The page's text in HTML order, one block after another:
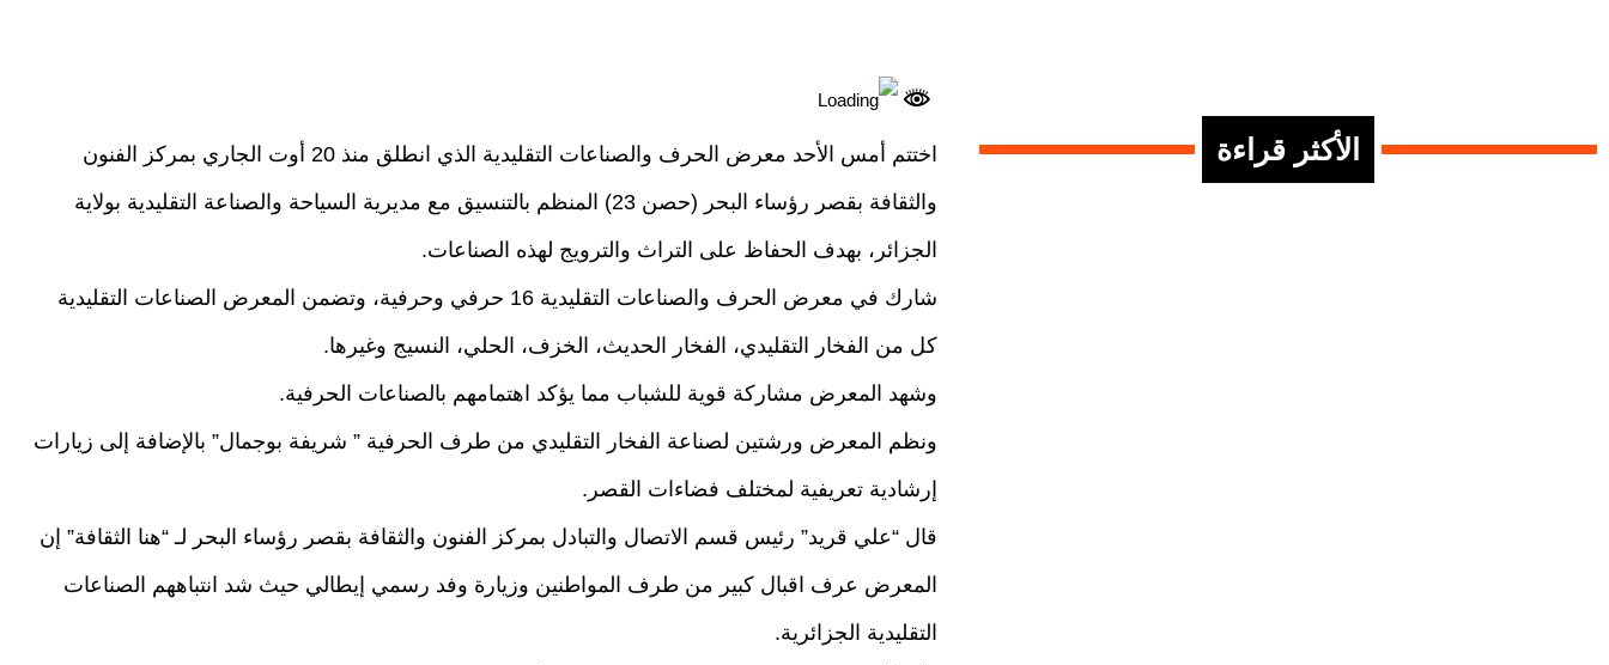
الأكثر قراءة
اختتم أمس الأحد معرض الحرف والصناعات التقليدية الذي انطلق منذ 20 أوت الجاري بمركز الفنون
والثقافة بقصر رؤساء البحر (حصن 23) المنظم بالتنسيق مع مديرية السياحة والصناعة التقليدية بولاية
الجزائر، بهدف الحفاظ على التراث والترويج لهذه الصناعات.
شارك في معرض الحرف والصناعات التقليدية 16 حرفي وحرفية، وتضمن المعرض الصناعات التقليدية
كل من الفخار التقليدي، الفخار الحديث، الخزف، الحلي، النسيج وغيرها.
وشهد المعرض مشاركة قوية للشباب مما يؤكد اهتمامهم بالصناعات الحرفية.
ونظم المعرض ورشتين لصناعة الفخار التقليدي من طرف الحرفية ” شريفة بوجمال” بالإضافة إلى زيارات
إرشادية تعريفية لمختلف فضاءات القصر.
قال “علي قريد” رئيس قسم الاتصال والتبادل بمركز الفنون والثقافة بقصر رؤساء البحر لـ “هنا الثقافة” إن
المعرض عرف اقبال كبير من طرف المواطنين وزيارة وفد رسمي إيطالي حيث شد انتباههم الصناعات
التقليدية الجزائرية.